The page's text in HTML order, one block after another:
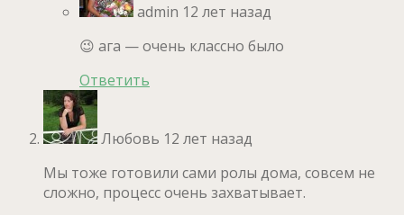
admin 12 лет назад
😉 ага — очень классно было
Ответить
Любовь 12 лет назад
Мы тоже готовили сами ролы дома, совсем не
сложно, процесс очень захватывает.